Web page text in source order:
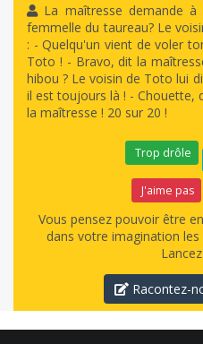
La maîtresse demande
femmelle du taureau? Le
: - Quelqu'un vient de voler
Toto ! - Bravo, dit la
hibou ? Le voisin de Toto lui
il est toujours là ! - Chouette,
la maîtresse ! 20 sur 20 !
Trop drôle
J'aime pas
Vous pensez pouvoir être
dans votre imagination
Racontez-